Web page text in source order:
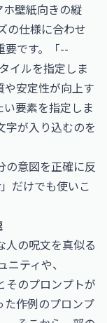
壁紙向きの縦
の仕様に合わせ
要です。「--
イルを指定しま
や安定性が向上す
要素を指定しま
が入り込むのを
の意図を正確に反
だけでも使いこ
人の呪文を真似る
ティや、
そのプロンプトが
た作例のプロンプ